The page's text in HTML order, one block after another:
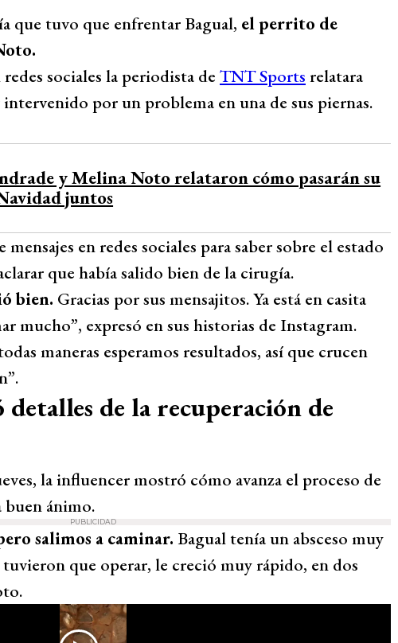
que tuvo que enfrentar Bagual, el perrito de
sociales la periodista de TNT Sports relatara
por un problema en una de sus piernas.
y Melina Noto relataron cómo pasarán su
juntos
en redes sociales para saber sobre el estado
que había salido bien de la cirugía.
bien. Gracias por sus mensajitos. Ya está en casita
mucho”, expresó en sus historias de Instagram.
maneras esperamos resultados, así que crucen
de la recuperación de
la influencer mostró cómo avanza el proceso de
buen ánimo.
PUBLICIDAD
salimos a caminar. Bagual tenía un absceso muy
que operar, le creció muy rápido, en dos